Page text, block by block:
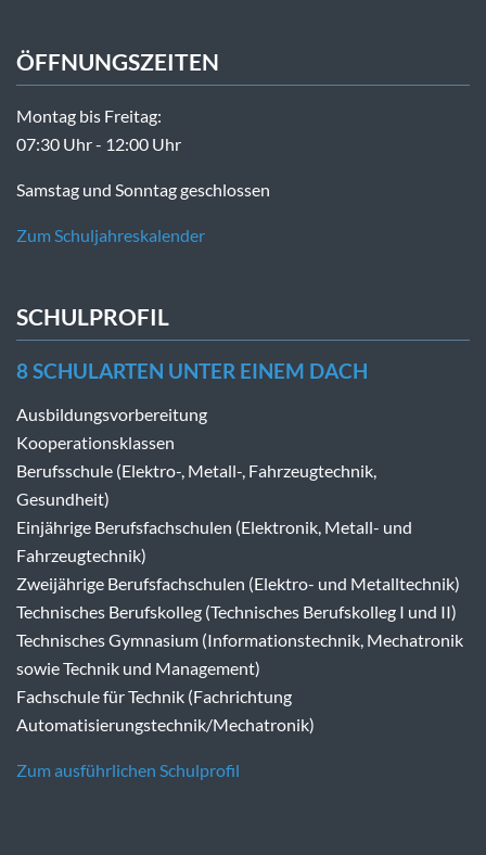
ÖFFNUNGSZEITEN
Montag bis Freitag:
07:30 Uhr - 12:00 Uhr
Samstag und Sonntag geschlossen
Zum Schuljahreskalender
SCHULPROFIL
8 SCHULARTEN UNTER EINEM DACH
Ausbildungsvorbereitung
Kooperationsklassen
Berufsschule (Elektro-, Metall-, Fahrzeugtechnik,
Gesundheit)
Einjährige Berufsfachschulen (Elektronik, Metall- und
Fahrzeugtechnik)
Zweijährige Berufsfachschulen (Elektro- und Metalltechnik)
Technisches Berufskolleg (Technisches Berufskolleg I und II)
Technisches Gymnasium (Informationstechnik, Mechatronik
sowie Technik und Management)
Fachschule für Technik (Fachrichtung
Automatisierungstechnik/Mechatronik)
Zum ausführlichen Schulprofil